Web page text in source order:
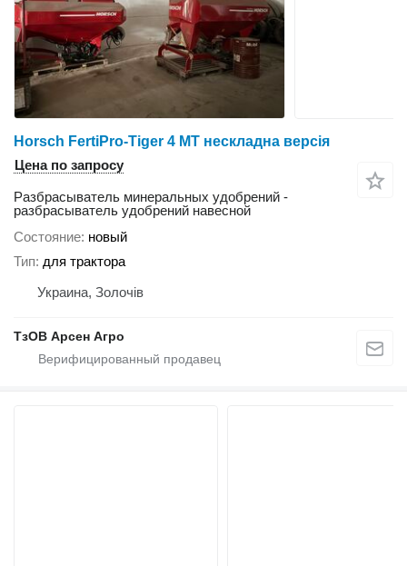
Horsch FertiPro-Tiger 4 MT нескладна версія
Цена по запросу
Разбрасыватель минеральных удобрений -
разбрасыватель удобрений навесной
Состояние новый
Тип для трактора
Украина, Золочів
ТзОВ Арсен Агро